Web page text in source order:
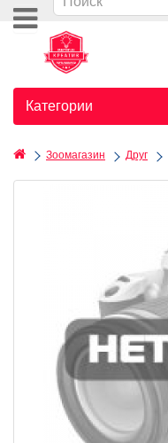
Категории
Зоомагазин Друг